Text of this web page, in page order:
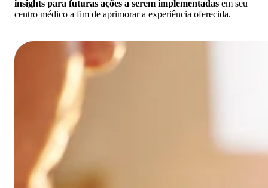
insights para futuras ações a serem implementadas em seu
centro médico a fim de aprimorar a experiência oferecida.